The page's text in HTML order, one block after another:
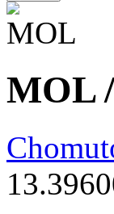
MOL